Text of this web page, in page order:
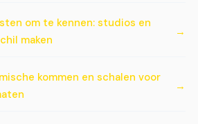
om te kennen: studios en
maken
kommen en schalen voor